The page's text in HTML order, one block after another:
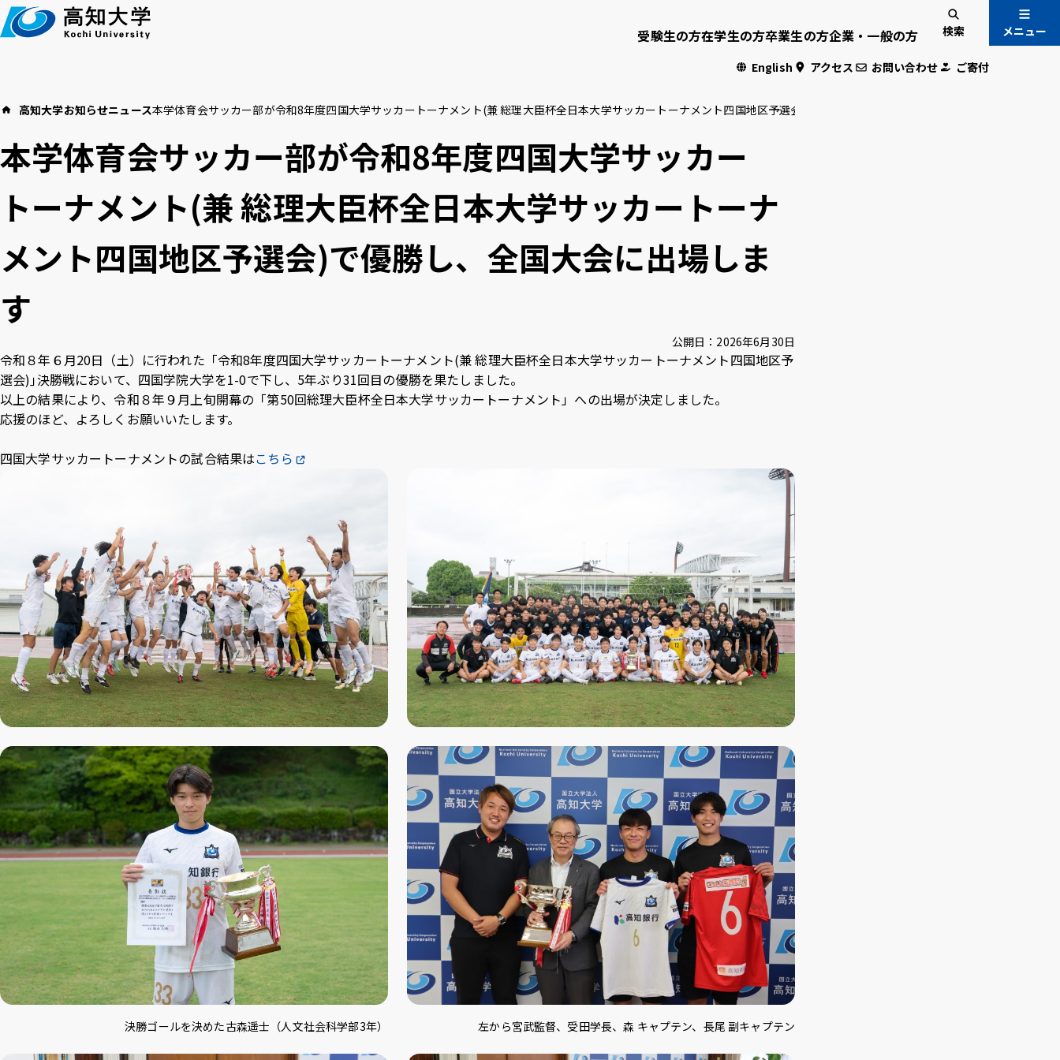
本
文
受験生の方在学生の方卒業生の方企業・一般の方 検索 メニュー
高知大学について 学部・大学院等
入試情報
教育・学生支援
研究・社会連携
高知大学校友会 ご寄付のお願い
アクセス 採用情報 お問い合わせ サイトポリシー プライバシーポリシー サイトマップ 教職員・学生専用
Inst
agra
Face
boo
X
You
Tub
LINE
イベント
お知らせ
日本語 English
English アクセス お問い合わせ ご寄付
高知大学お知らせニュース本学体育会サッカー部が令和8年度四国大学サッカートーナメント(兼 総理大臣杯全日本大学サッカートーナメント四国地区予選会)で優勝し、全国大会に出場します
本学体育会サッカー部が令和8年度四国大学サッカー
トーナメント(兼 総理大臣杯全日本大学サッカートーナ
メント四国地区予選会)で優勝し、全国大会に出場しま
す
公開日： 2026年6月30日
令和８年６月20日（土）に行われた「令和8年度四国大学サッカートーナメント(兼 総理大臣杯全日本大学サッカートーナメント四国地区予
選会)｣決勝戦において、四国学院大学を1-0で下し、5年ぶり31回目の優勝を果たしました。
以上の結果により、令和８年９月上旬開幕の「第50回総理大臣杯全日本大学サッカートーナメント」への出場が決定しました。
応援のほど、よろしくお願いいたします。
四国大学サッカートーナメントの試合結果はこちら
決勝ゴールを決めた古森遥士（人文社会科学部3年） 左から宮武監督、受田学長、森 キャプテン、長尾 副キャプテン